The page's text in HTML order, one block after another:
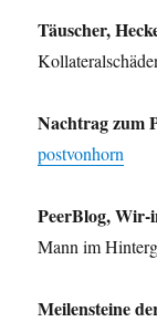
Täuscher,
Nachtrag zum
postvonhorn
PeerBlog, Wir-
Mann im
Meilensteine